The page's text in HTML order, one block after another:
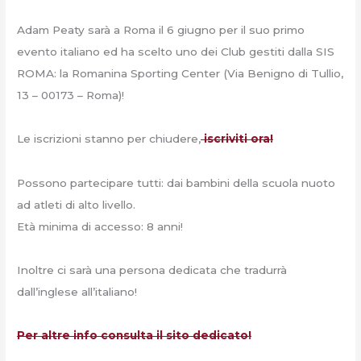
Adam Peaty sarà a Roma il 6 giugno per il suo primo
evento italiano ed ha scelto uno dei Club gestiti dalla SIS
ROMA: la Romanina Sporting Center (Via Benigno di Tullio,
13 – 00173 – Roma)!
Le iscrizioni stanno per chiudere,iscriviti ora!
Possono partecipare tutti: dai bambini della scuola nuoto
ad atleti di alto livello.
Età minima di accesso: 8 anni!
Inoltre ci sarà una persona dedicata che tradurrà
dall’inglese all’italiano!
Per altre info consulta il sito dedicato!